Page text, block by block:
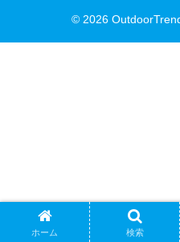
© 2026
ホーム 検索